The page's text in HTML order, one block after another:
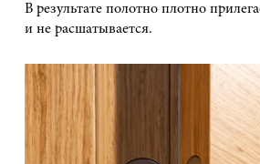
В результате полотно плотно
и не расшатывается.